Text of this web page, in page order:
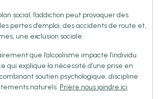
social, l’addiction peut provoquer des
pertes d’emploi, des accidents de route et,
une exclusion sociale.
que l’alcoolisme impacte l’individu
qui explique la nécessité d’une prise en
soutien psychologique, discipline
naturels. Prière nous joindre ici